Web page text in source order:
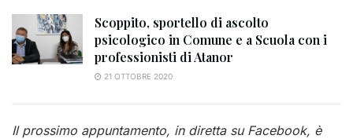
Scoppito, sportello di ascolto
psicologico in Comune e a Scuola con i
professionisti di Atanor
21 OTTOBRE 2020
Il prossimo appuntamento, in diretta su Facebook, è